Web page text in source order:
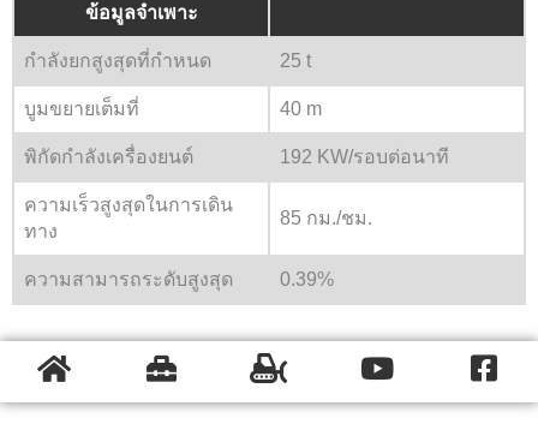
ข้อมูลจำเพาะ
กำลังยกสูงสุดที่กำหนด 25 t
บูมขยายเต็มที่ 40 m
พิกัดกำลังเครื่องยนต์ 192 KW/รอบต่อนาที
ความเร็วสูงสุดในการเดิน
ทาง
85 กม./ชม.
ความสามารถระดับสูงสุด 0.39%